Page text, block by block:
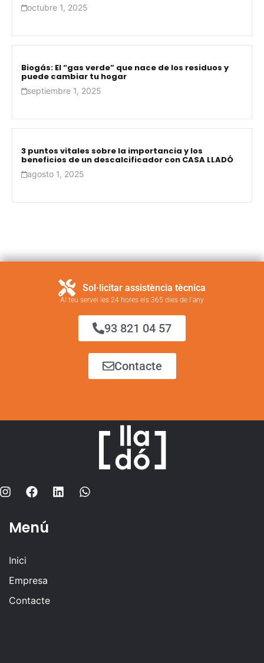
octubre 1, 2025
Biogás: El “gas verde” que nace de los residuos y
puede cambiar tu hogar
septiembre 1, 2025
3 puntos vitales sobre la importancia y los
beneficios de un descalcificador con CASA LLADÓ
agosto 1, 2025
Sol·licitar assistència tècnica
Al teu servei les 24 hores els 365 dies de l´any
93 821 04 57
Contacte
Menú
Inici
Empresa
Contacte